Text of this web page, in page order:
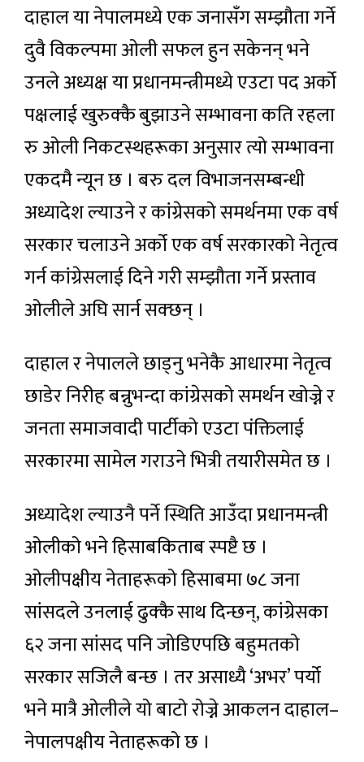
दाहाल या नेपालमध्ये एक जनासँग सम्झौता गर्ने
दुवै विकल्पमा ओली सफल हुन सकेनन् भने
उनले अध्यक्ष या प्रधानमन्त्रीमध्ये एउटा पद अर्को
पक्षलाई खुरुक्कै बुझाउने सम्भावना कति रहला
रु ओली निकटस्थहरूका अनुसार त्यो सम्भावना
एकदमै न्यून छ । बरु दल विभाजनसम्बन्धी
अध्यादेश ल्याउने र कांग्रेसको समर्थनमा एक वर्ष
सरकार चलाउने अर्को एक वर्ष सरकारको नेतृत्व
गर्न कांग्रेसलाई दिने गरी सम्झौता गर्ने प्रस्ताव
ओलीले अघि सार्न सक्छन् ।
दाहाल र नेपालले छाड्नु भनेकै आधारमा नेतृत्व
छाडेर निरीह बन्नुभन्दा कांग्रेसको समर्थन खोज्ने र
जनता समाजवादी पार्टीको एउटा पंक्तिलाई
सरकारमा सामेल गराउने भित्री तयारीसमेत छ ।
अध्यादेश ल्याउनै पर्ने स्थिति आउँदा प्रधानमन्त्री
ओलीको भने हिसाबकिताब स्पष्टै छ ।
ओलीपक्षीय नेताहरूको हिसाबमा ७८ जना
सांसदले उनलाई ढुक्कै साथ दिन्छन्, कांग्रेसका
६२ जना सांसद पनि जोडिएपछि बहुमतको
सरकार सजिलै बन्छ । तर असाध्यै ‘अभर’ पर्यो
भने मात्रै ओलीले यो बाटो रोज्ने आकलन दाहाल–
नेपालपक्षीय नेताहरूको छ ।